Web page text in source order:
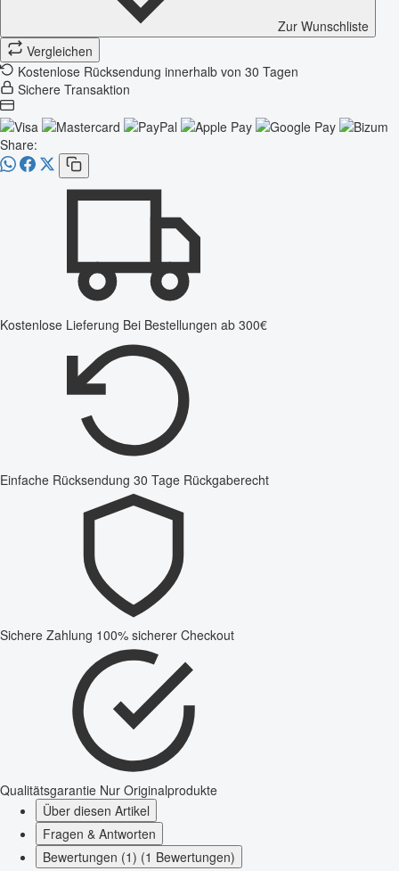
Zur Wunschliste
Vergleichen
Kostenlose Rücksendung innerhalb von 30 Tagen
Sichere Transaktion
Share:
Kostenlose Lieferung Bei Bestellungen ab 300€
Einfache Rücksendung 30 Tage Rückgaberecht
Sichere Zahlung 100% sicherer Checkout
Qualitätsgarantie Nur Originalprodukte
Über diesen Artikel
Fragen & Antworten
Bewertungen (1) (1 Bewertungen)